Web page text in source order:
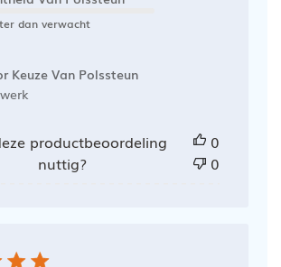
dan verwacht
Keuze Van Polssteun
productbeoordeling
nuttig?
0
0